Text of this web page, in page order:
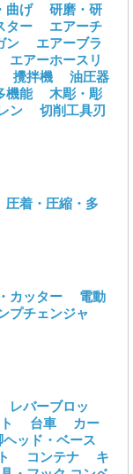
曲げ
研磨・研
ター
エアーチ
ン
エアーブラ
エアーホースリ
攪拌機
油圧器
機能
木彫・彫
ン
切削工具刃
圧着・圧縮・多
カッター
電動
プチェンジャ
レバーブロッ
台車
カー
ヘッド・ベース
コンテナ
キ